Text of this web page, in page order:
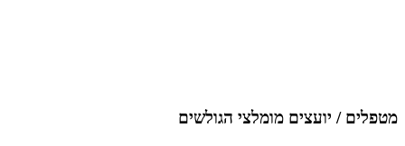
מטפלים / יועצים מומלצי הגולשים